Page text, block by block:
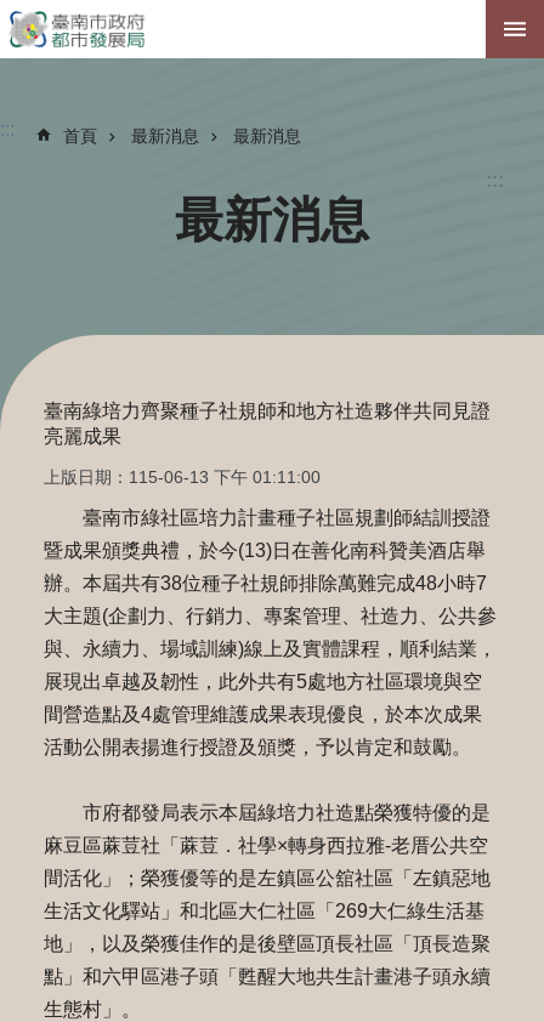
跳到主要內容區塊
:::
::: 首頁 最新消息 最新消息
最新消息
臺南綠培力齊聚種子社規師和地方社造夥伴共同見證
亮麗成果
上版日期：115-06-13 下午 01:11:00
臺南市綠社區培力計畫種子社區規劃師結訓授證
暨成果頒獎典禮，於今(13)日在善化南科贊美酒店舉
辦。本屆共有38位種子社規師排除萬難完成48小時7
大主題(企劃力、行銷力、專案管理、社造力、公共參
與、永續力、場域訓練)線上及實體課程，順利結業，
展現出卓越及韌性，此外共有5處地方社區環境與空
間營造點及4處管理維護成果表現優良，於本次成果
活動公開表揚進行授證及頒獎，予以肯定和鼓勵。
市府都發局表示本屆綠培力社造點榮獲特優的是
麻豆區蔴荳社「蔴荳．社學×轉身西拉雅-老厝公共空
間活化」；榮獲優等的是左鎮區公舘社區「左鎮惡地
生活文化驛站」和北區大仁社區「269大仁綠生活基
地」，以及榮獲佳作的是後壁區頂長社區「頂長造聚
點」和六甲區港子頭「甦醒大地共生計畫港子頭永續
生態村」。